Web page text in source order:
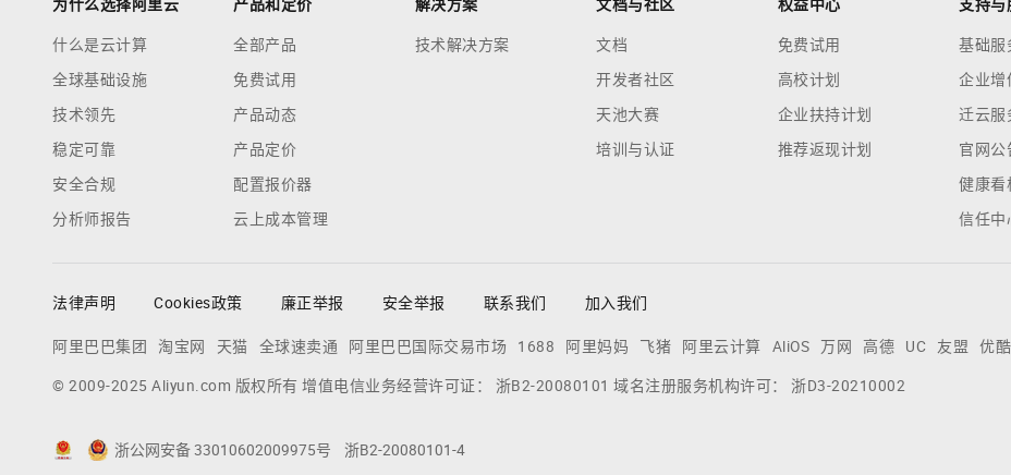
为什么选择阿里云
什么是云计算
全球基础设施
技术领先
稳定可靠
安全合规
分析师报告
产品和定价
全部产品
免费试用
产品动态
产品定价
配置报价器
云上成本管理
解决方案
技术解决方案
文档与社区
文档
开发者社区
天池大赛
培训与认证
权益中心
免费试用
高校计划
企业扶持计划
推荐返现计划
支持与
基础服
企业增
迁云服
官网公
健康看
信任中
法律声明 Cookies政策 廉正举报 安全举报 联系我们 加入我们
阿里巴巴集团 淘宝网 天猫 全球速卖通 阿里巴巴国际交易市场 1688 阿里妈妈 飞猪 阿里云计算 AliOS 万网 高德 UC 友盟 优酷
© 2009-2025 Aliyun.com 版权所有 增值电信业务经营许可证： 浙B2-20080101 域名注册服务机构许可： 浙D3-20210002
浙公网安备 33010602009975号 浙B2-20080101-4